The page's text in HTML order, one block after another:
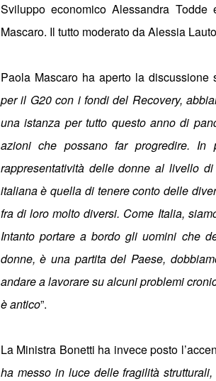
Sviluppo economico Alessandra
Mascaro. Il tutto moderato da Alessia
Paola Mascaro ha aperto la discussione
per il G20 con i fondi del Recovery,
una istanza per tutto questo anno di
azioni che possano far progredire. In
rappresentatività delle donne al livello
italiana è quella di tenere conto delle
fra di loro molto diversi. Come Italia,
Intanto portare a bordo gli uomini che
donne, è una partita del Paese,
andare a lavorare su alcuni problemi
è antico”.
La Ministra Bonetti ha invece posto
ha messo in luce delle fragilità